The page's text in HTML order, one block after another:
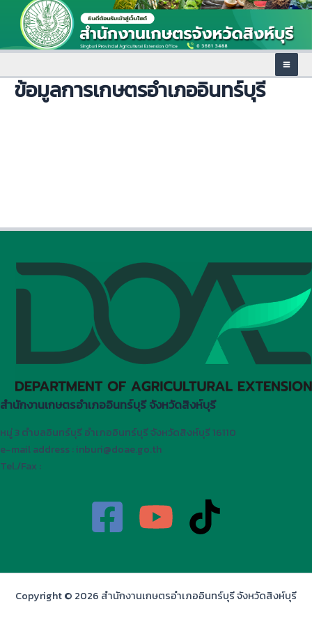
content
ข้อมูลการเกษตรอำเภออินทร์บุรี
สำนักงานเกษตรอำเภออินทร์บุรี จังหวัดสิงห์บุรี
หมู่ 3 ตำบลอินทร์บุรี อำเภออินทร์บุรี จังหวัดสิงห์บุรี 16110
e-mail address : inburi@doae.go.th
Tel./Fax :
Copyright © 2026 สำนักงานเกษตรอำเภออินทร์บุรี จังหวัดสิงห์บุรี